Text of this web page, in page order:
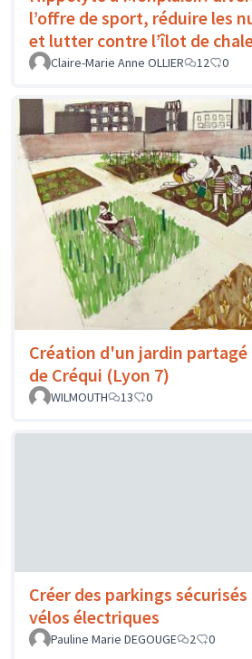
l’offre de sport, réduire les
et lutter contre l’îlot de
Claire-Marie Anne OLLIER 12 0
Création d'un jardin partagé
de Créqui (Lyon 7)
WILMOUTH
13 0
Créer des parkings
vélos électriques
Pauline Marie DEGOUGE
2 0